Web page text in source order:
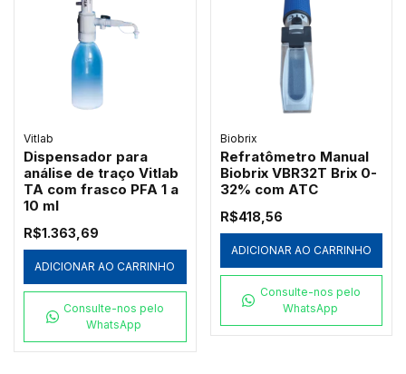
Vitlab
Dispensador para
análise de traço Vitlab
TA com frasco PFA 1 a
10 ml
R$1.363,69
ADICIONAR AO CARRINHO
Consulte-nos pelo
WhatsApp
Biobrix
Refratômetro Manual
Biobrix VBR32T Brix 0-
32% com ATC
R$418,56
ADICIONAR AO CARRINHO
Consulte-nos pelo
WhatsApp